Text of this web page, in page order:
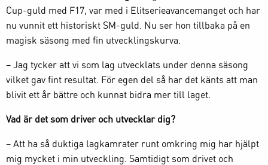
Cup-guld med F17, var med i Elitserieavancemanget och har
nu vunnit ett historiskt SM-guld. Nu ser hon tillbaka på en
magisk säsong med fin utvecklingskurva.
– Jag tycker att vi som lag utvecklats under denna säsong
vilket gav fint resultat. För egen del så har det känts att man
blivit ett år bättre och kunnat bidra mer till laget.
Vad är det som driver och utvecklar dig?
– Att ha så duktiga lagkamrater runt omkring mig har hjälpt
mig mycket i min utveckling. Samtidigt som drivet och